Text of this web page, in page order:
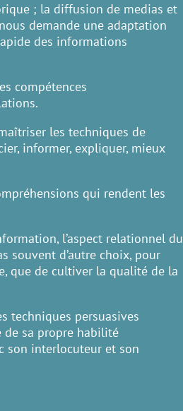
; la diffusion de medias et
demande une adaptation
des informations
compétences
les techniques de
informer, expliquer, mieux
qui rendent les
l’aspect relationnel du
souvent d’autre choix, pour
que de cultiver la qualité de la
techniques persuasives
de sa propre habilité
son interlocuteur et son